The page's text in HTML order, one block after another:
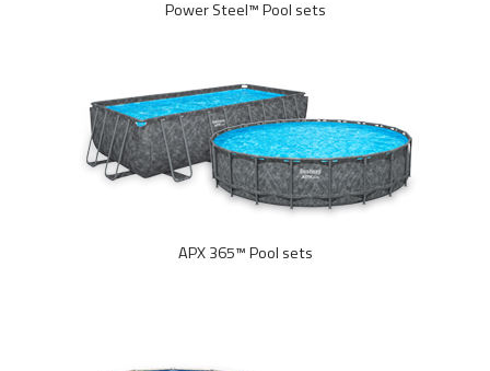
Power Steel™ Pool sets
APX 365™ Pool sets